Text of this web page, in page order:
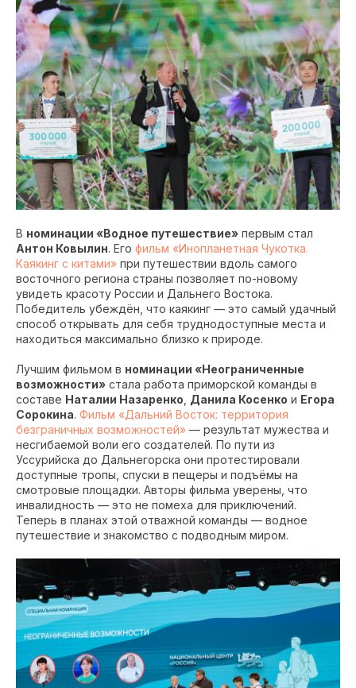
В номинации «Водное путешествие» первым стал
Антон Ковылин. Его фильм «Инопланетная Чукотка.
Каякинг с китами» при путешествии вдоль самого
восточного региона страны позволяет по-новому
увидеть красоту России и Дальнего Востока.
Победитель убеждён, что каякинг — это самый удачный
способ открывать для себя труднодоступные места и
находиться максимально близко к природе.
Лучшим фильмом в номинации «Неограниченные
возможности» стала работа приморской команды в
составе Наталии Назаренко Данила Косенко и Егора
Сорокина. Фильм «Дальний Восток: территория
безграничных возможностей» — результат мужества и
несгибаемой воли его создателей. По пути из
Уссурийска до Дальнегорска они протестировали
доступные тропы, спуски в пещеры и подъёмы на
смотровые площадки. Авторы фильма уверены, что
инвалидность — это не помеха для приключений.
Теперь в планах этой отважной команды — водное
путешествие и знакомство с подводным миром.